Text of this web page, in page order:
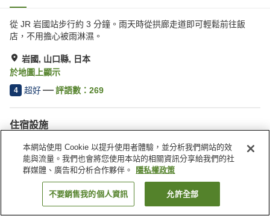
從 JR 岩國站步行約 3 分鐘。雨天時從拱廊走道即可輕鬆前往飯
店，不用擔心被雨淋濕。
岩國, 山口縣, 日本
於地圖上顯示
4 超好 評語數： 269
住宿設施
停車場
Spa／美容沙龍
餐廳
自動販賣機
找客房
本網站使用 Cookie 以提升使用者體驗，並分析我們網站的效
能與流量。我們也會將您使用本站的相關資訊分享給我們的社
群媒體、廣告和分析合作夥伴。
隱私權政策
不要銷售我的個人資訊 允許全部